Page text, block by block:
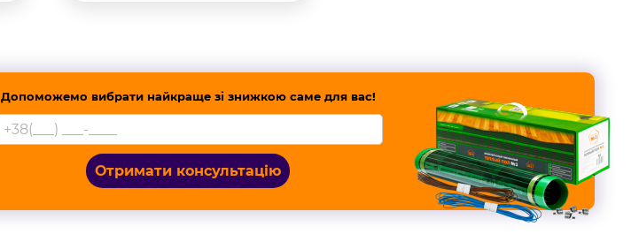
Допоможемо вибрати найкраще зі знижкою саме для вас!
Отримати консультацію